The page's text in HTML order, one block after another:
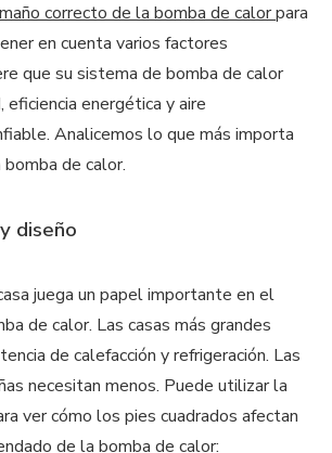
correcto de la bomba de calorpara
en cuenta varios factores
que su sistema de bomba de calor
eficiencia energética y aire
Analicemos lo que más importa
de calor.
diseño
juega un papel importante en el
de calor. Las casas más grandes
de calefacción y refrigeración. Las
necesitan menos. Puede utilizar la
ver cómo los pies cuadrados afectan
de la bomba de calor: